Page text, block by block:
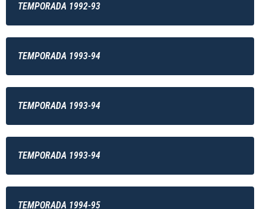
TEMPORADA 1992-93
TEMPORADA 1993-94
TEMPORADA 1993-94
TEMPORADA 1993-94
TEMPORADA 1994-95